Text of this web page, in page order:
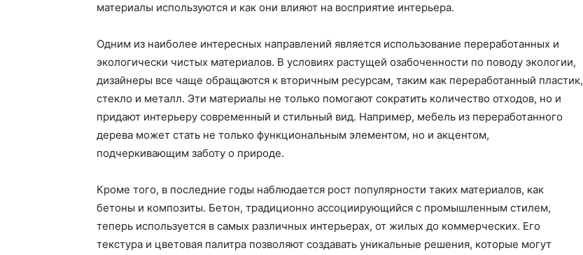
материалы используются и как они влияют на восприятие интерьера.
Одним из наиболее интересных направлений является использование переработанных и
экологически чистых материалов. В условиях растущей озабоченности по поводу экологии,
дизайнеры все чаще обращаются к вторичным ресурсам, таким как переработанный пластик,
стекло и металл. Эти материалы не только помогают сократить количество отходов, но и
придают интерьеру современный и стильный вид. Например, мебель из переработанного
дерева может стать не только функциональным элементом, но и акцентом,
подчеркивающим заботу о природе.
Кроме того, в последние годы наблюдается рост популярности таких материалов, как
бетоны и композиты. Бетон, традиционно ассоциирующийся с промышленным стилем,
теперь используется в самых различных интерьерах, от жилых до коммерческих. Его
текстура и цветовая палитра позволяют создавать уникальные решения, которые могут